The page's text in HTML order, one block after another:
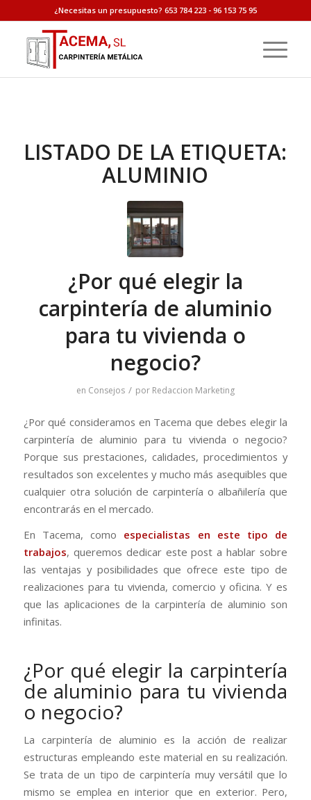
¿Necesitas un presupuesto? 653 784 223 - 96 153 75 95
LISTADO DE LA ETIQUETA:
ALUMINIO
¿Por qué elegir la
carpintería de aluminio
para tu vivienda o
negocio?
en Consejos / por Redaccion Marketing
¿Por qué consideramos en Tacema que debes elegir la
carpintería de aluminio para tu vivienda o negocio?
Porque sus prestaciones, calidades, procedimientos y
resultados son excelentes y mucho más asequibles que
cualquier otra solución de carpintería o albañilería que
encontrarás en el mercado.
En Tacema, como especialistas en este tipo de
trabajos, queremos dedicar este post a hablar sobre
las ventajas y posibilidades que ofrece este tipo de
realizaciones para tu vivienda, comercio y oficina. Y es
que las aplicaciones de la carpintería de aluminio son
infinitas.
¿Por qué elegir la carpintería
de aluminio para tu vivienda
o negocio?
La carpintería de aluminio es la acción de realizar
estructuras empleando este material en su realización.
Se trata de un tipo de carpintería muy versátil que lo
mismo se emplea en interior que en exterior. Pero,